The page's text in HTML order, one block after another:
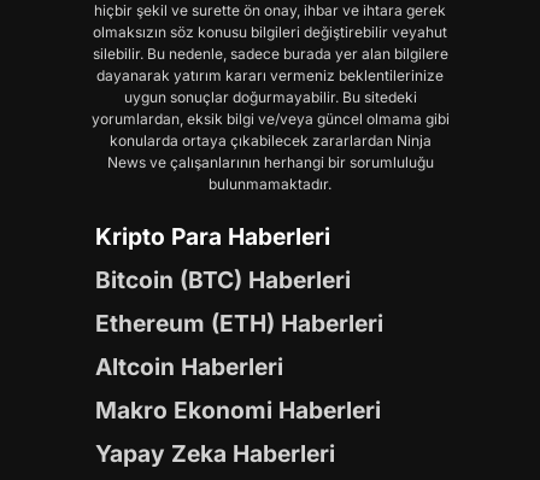
hiçbir şekil ve surette ön onay, ihbar ve ihtara gerek
olmaksızın söz konusu bilgileri değiştirebilir veyahut
silebilir. Bu nedenle, sadece burada yer alan bilgilere
dayanarak yatırım kararı vermeniz beklentilerinize
uygun sonuçlar doğurmayabilir. Bu sitedeki
yorumlardan, eksik bilgi ve/veya güncel olmama gibi
konularda ortaya çıkabilecek zararlardan Ninja
News ve çalışanlarının herhangi bir sorumluluğu
bulunmamaktadır.
Kripto Para Haberleri
Bitcoin (BTC) Haberleri
Ethereum (ETH) Haberleri
Altcoin Haberleri
Makro Ekonomi Haberleri
Yapay Zeka Haberleri